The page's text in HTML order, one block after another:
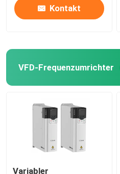
Kontakt
VFD-Frequenzumrichter
Variabler